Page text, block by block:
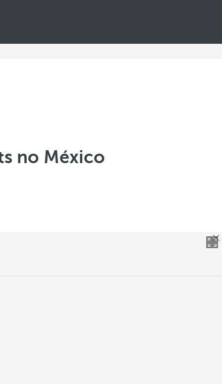
no México